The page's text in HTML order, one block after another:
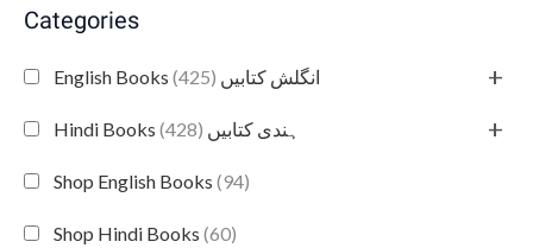
Categories
English Books انگلش کتابیں (425) +
Hindi Books ہندی کتابیں (428) +
Shop English Books (94)
Shop Hindi Books (60)